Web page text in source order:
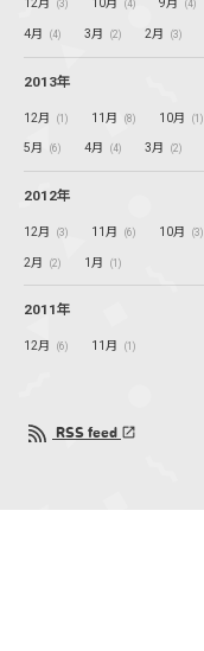
12月 (3) 10月 (4) 9月 (4)
4月 (4) 3月 (2) 2月 (3)
2013年
12月 (1) 11月 (8) 10月 (1)
5月 (6) 4月 (4) 3月 (2)
2012年
12月 (3) 11月 (6) 10月 (3)
2月 (2) 1月 (1)
2011年
12月 (6) 11月 (1)
RSS feed